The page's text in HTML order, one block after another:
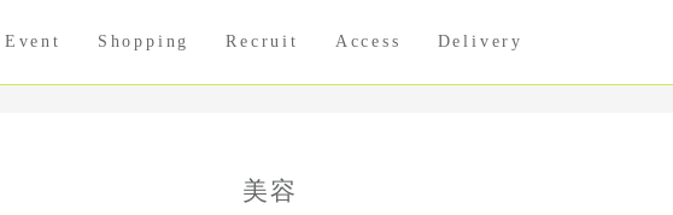
Event Shopping Recruit Access Delivery
美容